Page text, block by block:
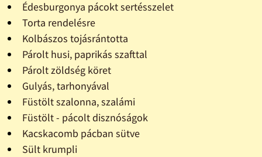
Édesburgonya pácokt sertésszelet
Torta rendelésre
Kolbászos tojásrántotta
Párolt husi, paprikás szafttal
Párolt zöldség köret
Gulyás, tarhonyával
Füstölt szalonna, szalámi
Füstölt - pácolt disznóságok
Kacskacomb pácban sütve
Sült krumpli